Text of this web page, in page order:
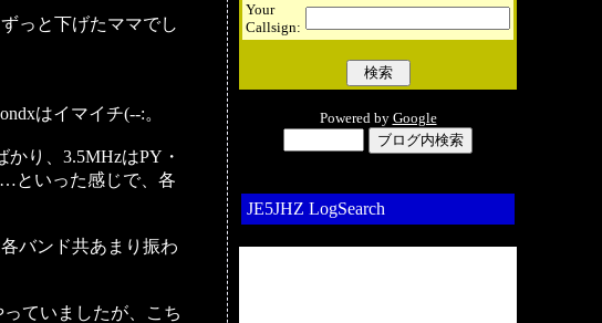
っと下げたママでし
はイマイチ(--:。
り、3.5MHzはPY・
といった感じで、各
バンド共あまり振わ
ていましたが、こち
Your
Callsign:
Powered by Google
JE5JHZ LogSearch